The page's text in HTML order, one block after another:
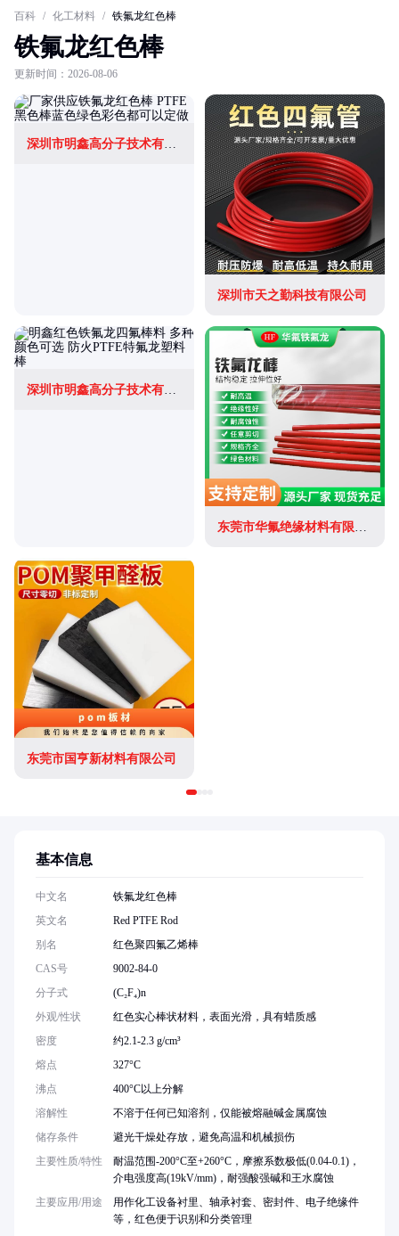
百科 / 化工材料 / 铁氟龙红色棒
铁氟龙红色棒
更新时间：2026-08-06
深圳市明鑫高分子技术有限公司
深圳市天之勤科技有限公司
深圳市明鑫高分子技术有限公司
东莞市华氟绝缘材料有限公司
东莞市国亨新材料有限公司
基本信息
中文名
铁氟龙红色棒
英文名
Red PTFE Rod
别名
红色聚四氟乙烯棒
CAS号
9002-84-0
分子式
(C₂F₄)n
外观/性状
红色实心棒状材料，表面光滑，具有蜡质感
密度
约2.1-2.3 g/cm³
熔点
327°C
沸点
400°C以上分解
溶解性
不溶于任何已知溶剂，仅能被熔融碱金属腐蚀
储存条件
避光干燥处存放，避免高温和机械损伤
主要性质/特性
耐温范围-200°C至+260°C，摩擦系数极低(0.04-0.1)，
介电强度高(19kV/mm)，耐强酸强碱和王水腐蚀
主要应用/用途
用作化工设备衬里、轴承衬套、密封件、电子绝缘件
等，红色便于识别和分类管理